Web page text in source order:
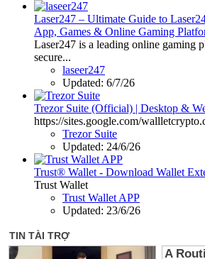
Laser247 – Ultimate Guide to
App, Games & Online Gaming
Laser247 is a leading online gaming
secure...
laseer247
Updated: 6/7/26
Trezor Suite (Official) | Desktop &
https://sites.google.com/
Trezor Suite
Updated: 24/6/26
Trust® Wallet - Download Wallet
Trust Wallet
Trust Wallet APP
Updated: 23/6/26